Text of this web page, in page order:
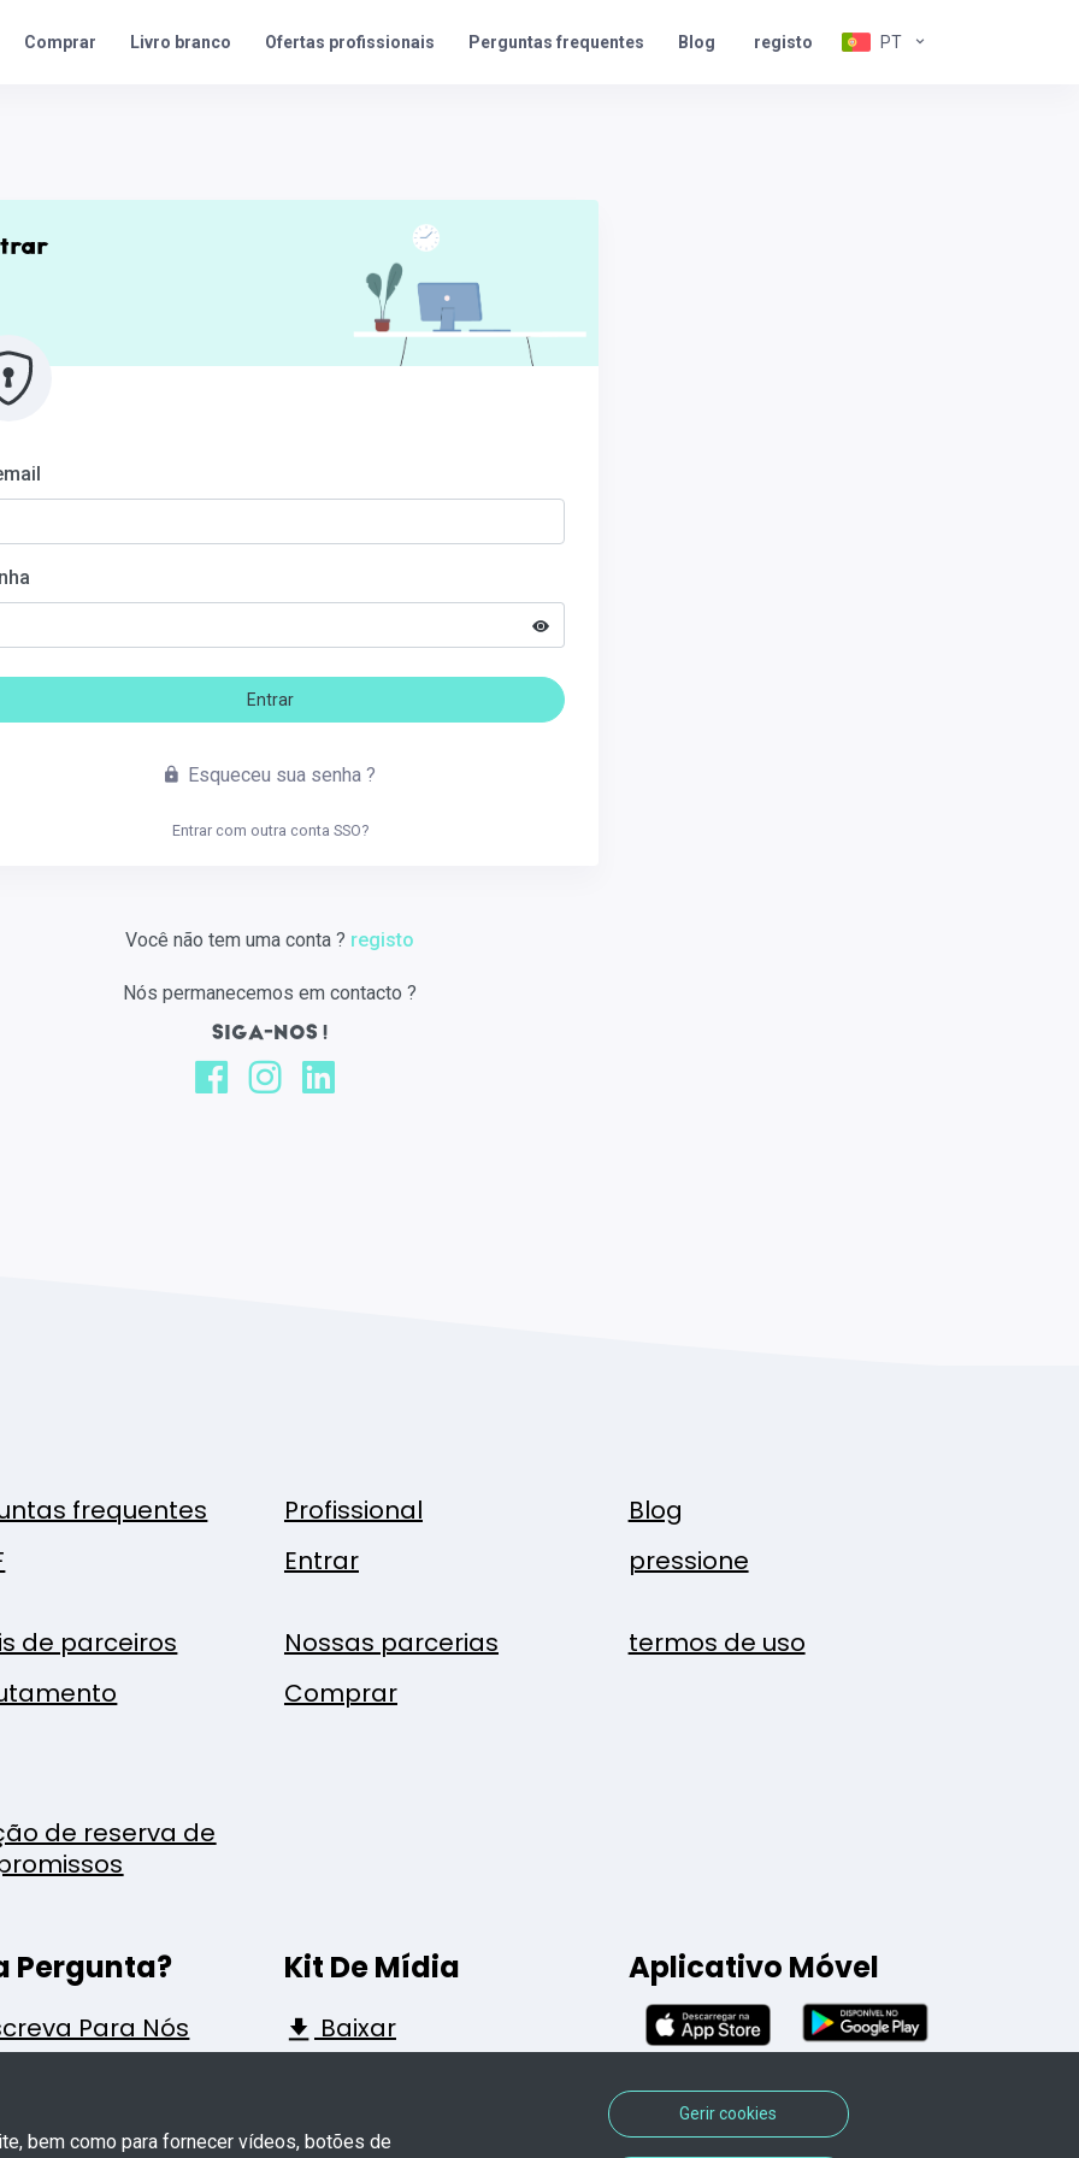
Comprar Livro branco Ofertas profissionais Perguntas frequentes Blog registo PT
Entrar
Esqueceu sua senha ?
Entrar com outra conta SSO?
Você não tem uma conta ? registo
Nós permanecemos em contacto ?
SIGA-NOS !
frequentes Profissional
Blog
Entrar pressione
de parceiros Nossas parcerias
termos de uso
Comprar
de reserva de
Pergunta?
Para Nós
Kit De Mídia
Baixar
Aplicativo Móvel
bem como para fornecer vídeos, botões de
Gerir cookies